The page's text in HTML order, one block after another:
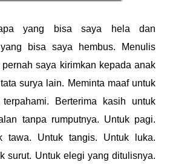
yang bisa saya hela dan
bisa saya hembus. Menulis
saya kirimkan kepada anak
surya lain. Meminta maaf untuk
Berterima kasih untuk
tanpa rumputnya. Untuk pagi.
tawa. Untuk tangis. Untuk luka.
surut. Untuk elegi yang ditulisnya.